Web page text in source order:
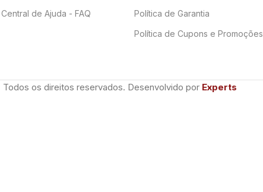
Central de Ajuda - FAQ
Política de Garantia
Política de Cupons e Promoções
| Todos os direitos reservados. Desenvolvido por Experts